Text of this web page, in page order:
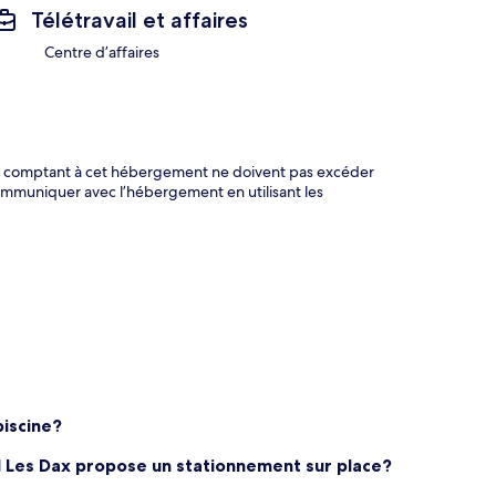
Télétravail et affaires
Centre d’affaires
à cet hébergement ne doivent pas excéder
avec l’hébergement en utilisant les
Dax propose un stationnement sur place?